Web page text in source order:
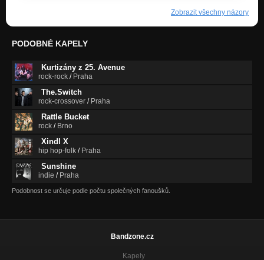
Zobrazit všechny názory
PODOBNÉ KAPELY
Kurtizány z 25. Avenue
rock-rock / Praha
The.Switch
rock-crossover / Praha
Rattle Bucket
rock / Brno
Xindl X
hip hop-folk / Praha
Sunshine
indie / Praha
Podobnost se určuje podle počtu společných fanoušků.
Bandzone.cz
Kapely